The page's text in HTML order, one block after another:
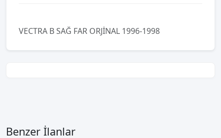
VECTRA B SAĞ FAR ORJİNAL 1996-1998
Benzer İlanlar